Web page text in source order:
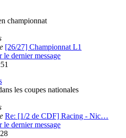
championnat
[26/27] Championnat L1
le dernier message
les coupes nationales
Re: [1/2 de CDF] Racing - Nic…
le dernier message